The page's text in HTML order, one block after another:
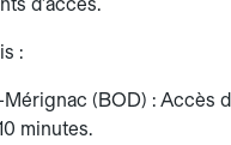
:
Mérignac (BOD) : Accès
minutes.